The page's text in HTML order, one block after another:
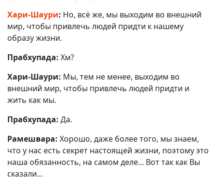
Хари-Шаури: Но, всё же, мы выходим во внешний
мир, чтобы привлечь людей придти к нашему
образу жизни.
Прабхупада: Хм?
Хари-Шаури: Мы, тем не менее, выходим во
внешний мир, чтобы привлечь людей придти и
жить как мы.
Прабхупада: Да.
Рамешвара: Хорошо, даже более того, мы знаем,
что у нас есть секрет настоящей жизни, поэтому это
наша обязанность, на самом деле... Вот так как Вы
сказали…